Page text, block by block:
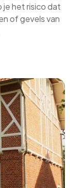
je het risico dat
of gevels van